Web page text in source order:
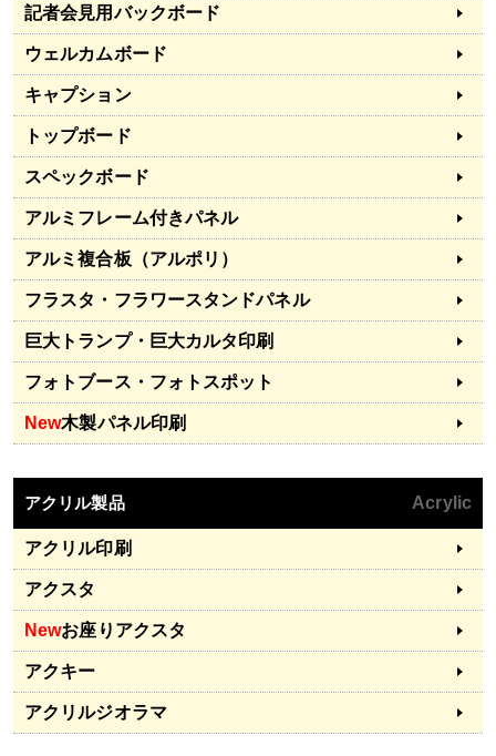
記者会見用バックボード
ウェルカムボード
キャプション
トップボード
スペックボード
アルミフレーム付きパネル
アルミ複合板（アルポリ）
フラスタ・フラワースタンドパネル
巨大トランプ・巨大カルタ印刷
フォトブース・フォトスポット
New木製パネル印刷
アクリル製品 Acrylic
アクリル印刷
アクスタ
Newお座りアクスタ
アクキー
アクリルジオラマ